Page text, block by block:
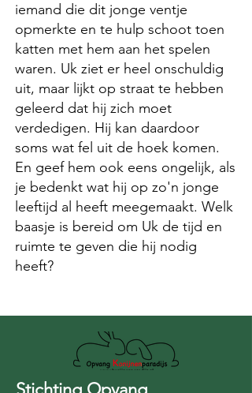
iemand die dit jonge ventje
opmerkte en te hulp schoot toen
katten met hem aan het spelen
waren. Uk ziet er heel onschuldig
uit, maar lijkt op straat te hebben
geleerd dat hij zich moet
verdedigen. Hij kan daardoor
soms wat fel uit de hoek komen.
En geef hem ook eens ongelijk, als
je bedenkt wat hij op zo'n jonge
leeftijd al heeft meegemaakt. Welk
baasje is bereid om Uk de tijd en
ruimte te geven die hij nodig
heeft?